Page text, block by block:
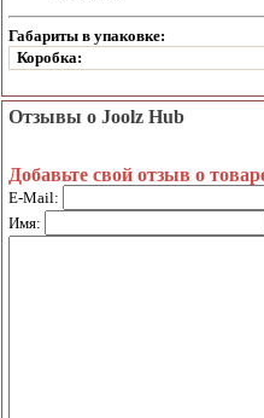
Габариты в упаковке:
Коробка:
Отзывы о Joolz Hub
Добавьте свой отзыв о
E-Mail:
Имя: